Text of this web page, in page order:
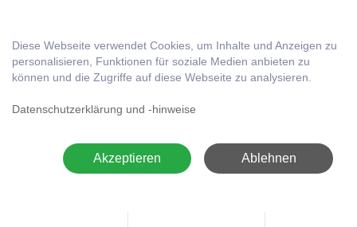
Diese Webseite verwendet Cookies, um Inhalte und Anzeigen zu
personalisieren, Funktionen für soziale Medien anbieten zu
können und die Zugriffe auf diese Webseite zu analysieren.
Datenschutzerklärung und -hinweise
Ablehnen
Akzeptieren